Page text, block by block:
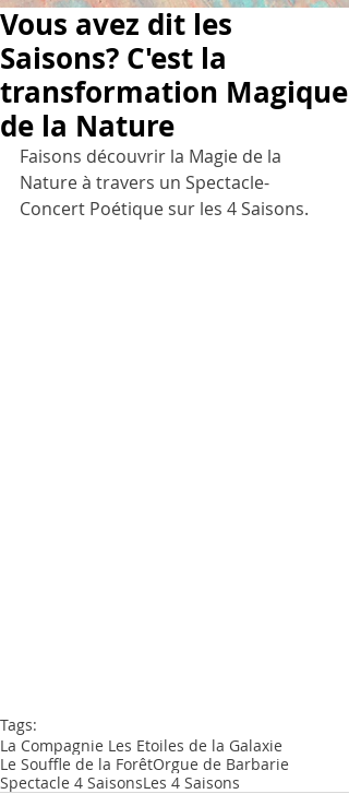
Vous avez dit les
Saisons? C'est la
transformation Magique
de la Nature
Faisons découvrir la Magie de la
Nature à travers un Spectacle-
Concert Poétique sur les 4 Saisons.
Tags:
La Compagnie Les Etoiles de la Galaxie
Le Souffle de la ForêtOrgue de Barbarie
Spectacle 4 SaisonsLes 4 Saisons